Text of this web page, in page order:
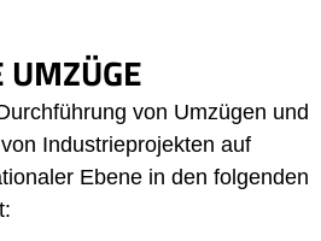
UMZÜGE
von Umzügen und
Industrieprojekten auf
Ebene in den folgenden